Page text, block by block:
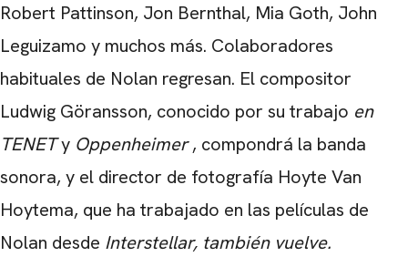
Robert Pattinson, Jon Bernthal, Mia Goth, John
Leguizamo y muchos más. Colaboradores
habituales de Nolan regresan. El compositor
Ludwig Göransson, conocido por su trabajo en
TENETy Oppenheimer, compondrá la banda
sonora, y el director de fotografía Hoyte Van
Hoytema, que ha trabajado en las películas de
Nolan desde Interstellar, también vuelve.